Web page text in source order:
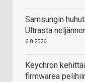
Samsungin
Ultrasta
6.8.2026
Keychron
firmwarea